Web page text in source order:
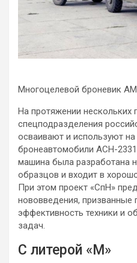
Многоцелевой броневик
На протяжении нескольких
спецподразделения
осваивают и используют
бронеавтомобили АСН-
машина была разработана
образцов и входит в
При этом проект «СпН»
нововведения,
эффективность техники и
задач.
С литерой «М»